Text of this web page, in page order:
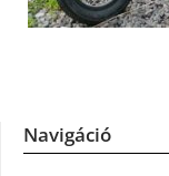
Navigáció